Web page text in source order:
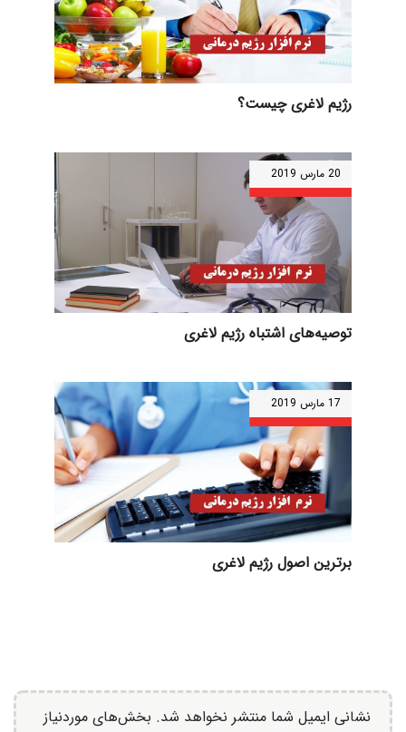
رژیم لاغری چیست؟
20 مارس 2019
توصیه‌های اشتباه رژیم لاغری
17 مارس 2019
برترین اصول رژیم لاغری
نشانی ایمیل شما منتشر نخواهد شد. بخش‌های موردنیاز